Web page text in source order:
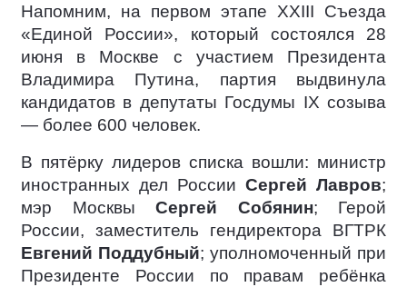
Напомним, на первом этапе XXIII Съезда
«Единой России», который состоялся 28
июня в Москве с участием Президента
Владимира Путина, партия выдвинула
кандидатов в депутаты Госдумы IX созыва
— более 600 человек.
В пятёрку лидеров списка вошли: министр
иностранных дел России Сергей Лавров;
мэр Москвы Сергей Собянин; Герой
России, заместитель гендиректора ВГТРК
Евгений Поддубный; уполномоченный при
Президенте России по правам ребёнка